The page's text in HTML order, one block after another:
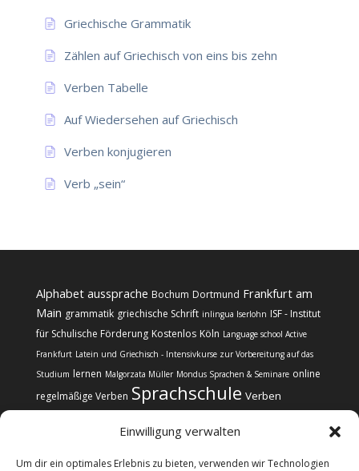
Einwilligung verwalten
Um dir ein optimales Erlebnis zu bieten, verwenden wir Technologien
Griechische Grammatik
Zählen auf Griechisch von eins bis zehn
Verben Tabelle
Auf Wiedersehen auf Griechisch
Verben konjugieren
Verb „sein“
Alphabet aussprache Bochum Dortmund Frankfurt am
Main grammatik griechische Schrift inlingua Iserlohn ISF - Institut
für Schulische Förderung Kostenlos Köln Language school Active
Frankfurt Latein und Griechisch - Intensivkurse zur Vorbereitung auf das
Studium lernen Malgorzata Müller Mondus Sprachen & Seminare online
regelmäßige Verben Sprachschule Verben